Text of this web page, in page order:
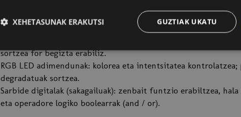
Irteera digitalak (LEDak): oinarrizko kontzeptuak eta
Semaforo proiektua (I eta II faseak): ibilgailu eta
sortzea for begizta erabiliz.
RGB LED adimendunak: kolorea eta intentsitatea
degradatuak sortzea.
Sarbide digitalak (sakagailuak): zenbait funtzio erabiltzea,
eta operadore logiko boolearrak (and / or).
GUZTIAK UKATU
XEHETASUNAK ERAKUTSI